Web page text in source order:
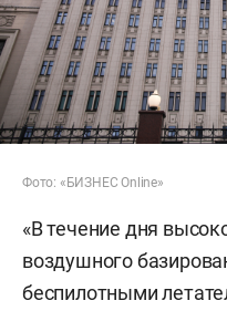
Фото: «БИЗНЕС Online»
«В течение дня
воздушного
беспилотными